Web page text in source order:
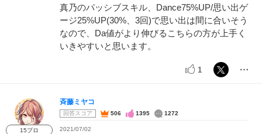
真乃のパッシブスキル、Dance75%UP/思い出ゲ
ージ25%UP(30%、3回)で思い出は間に合いそう
なので、Da値がより伸びるこちらの方が上手く
いきやすいと思います。
1
15プロ
斉藤ミヤコ
回答スコア 506 1395 1272
2021/07/02